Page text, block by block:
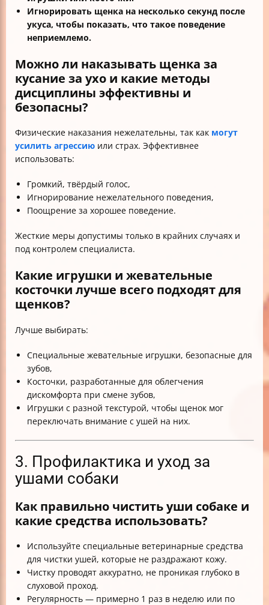
Игнорировать щенка на несколько секунд после
укуса, чтобы показать, что такое поведение
неприемлемо.
Можно ли наказывать щенка за
кусание за ухо и какие методы
дисциплины эффективны и
безопасны?
Физические наказания нежелательны, так как могут
усилить агрессию или страх. Эффективнее
использовать:
Громкий, твёрдый голос,
Игнорирование нежелательного поведения,
Поощрение за хорошее поведение.
Жесткие меры допустимы только в крайних случаях и
под контролем специалиста.
Какие игрушки и жевательные
косточки лучше всего подходят для
щенков?
Лучше выбирать:
Специальные жевательные игрушки, безопасные для
зубов,
Косточки, разработанные для облегчения
дискомфорта при смене зубов,
Игрушки с разной текстурой, чтобы щенок мог
переключать внимание с ушей на них.
3. Профилактика и уход за
ушами собаки
Как правильно чистить уши собаке и
какие средства использовать?
Используйте специальные ветеринарные средства
для чистки ушей, которые не раздражают кожу.
Чистку проводят аккуратно, не проникая глубоко в
слуховой проход.
Регулярность — примерно 1 раз в неделю или по